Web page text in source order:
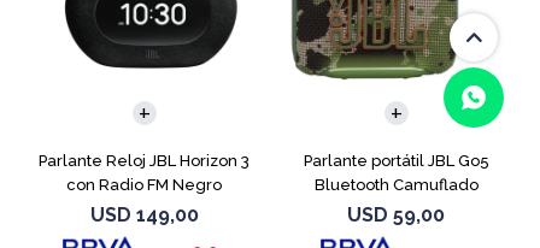
Parlante Reloj JBL Horizon 3
con Radio FM Negro
USD 149,00
Parlante portátil JBL Go5
Bluetooth Camuflado
USD 59,00
(0/4)